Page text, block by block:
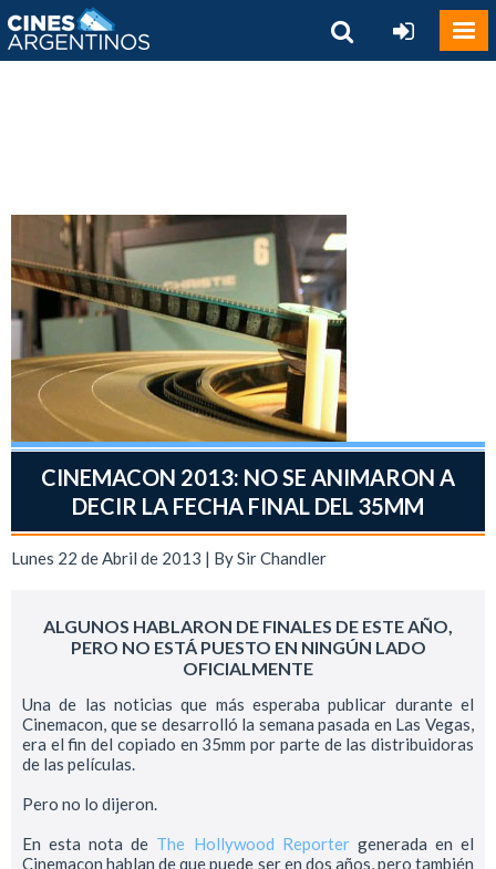
CINEMACON 2013: NO SE ANIMARON A
DECIR LA FECHA FINAL DEL 35MM
Lunes 22 de Abril de 2013 | BySir Chandler
ALGUNOS HABLARON DE FINALES DE ESTE AÑO,
PERO NO ESTÁ PUESTO EN NINGÚN LADO
OFICIALMENTE
Una de las noticias que más esperaba publicar durante el
Cinemacon, que se desarrolló la semana pasada en Las Vegas,
era el fin del copiado en 35mm por parte de las distribuidoras
de las películas.
Pero no lo dijeron.
En esta nota de The Hollywood Reportergenerada en el
Cinemacon hablan de que puede ser en dos años, pero también